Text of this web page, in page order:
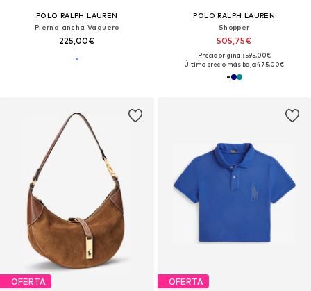
POLO RALPH LAUREN
Pierna ancha Vaquero
225,00€
POLO RALPH LAUREN
Shopper
505,75€
Precio original: 595,00€
Último precio más bajo:475,00€
OFERTA OFERTA